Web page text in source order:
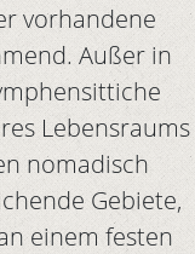
vorhandene
Außer in
Lebensraums
nomadisch
Gebiete,
einem festen